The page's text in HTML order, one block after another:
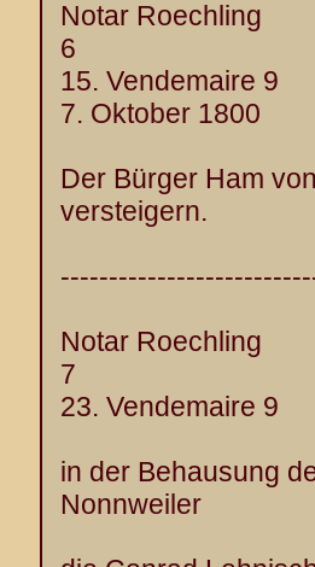
Notar Roechling
6
15. Vendemaire 9
7. Oktober 1800
Der Bürger Ham
versteigern.
Notar Roechling
7
23. Vendemaire 9
in der Behausung
Nonnweiler